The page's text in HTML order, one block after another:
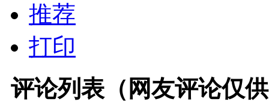
推荐
打印
评论列表（网友评论仅